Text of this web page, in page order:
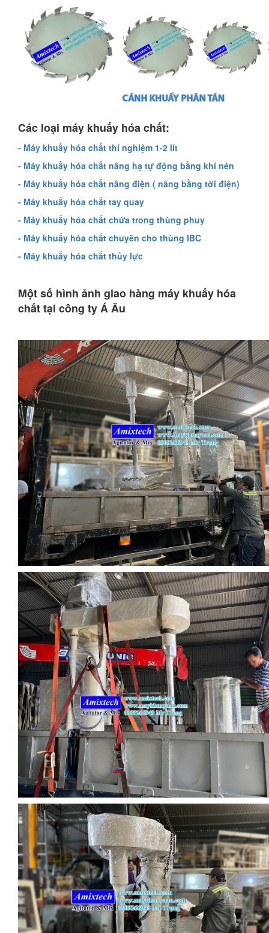
Các loại máy khuấy hóa chất:
- Máy khuấy hóa chất thí nghiệm 1-2 lít
- Máy khuấy hóa chất nâng hạ tự động bằng khí nén
- Máy khuấy hóa chất nâng điện ( nâng bằng tời điện)
- Máy khuấy hóa chất tay quay
- Máy khuấy hóa chất chứa trong thùng phuy
- Máy khuấy hóa chất chuyên cho thùng IBC
- Máy khuấy hóa chất thủy lực
Một số hình ảnh giao hàng máy khuấy hóa
chất tại công ty Á Âu